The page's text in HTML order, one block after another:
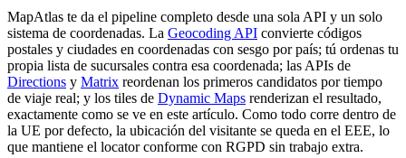
MapAtlas te da el pipeline completo desde una sola API y un solo
sistema de coordenadas. La Geocoding API convierte códigos
postales y ciudades en coordenadas con sesgo por país; tú ordenas tu
propia lista de sucursales contra esa coordenada; las APIs de
Directions y Matrix reordenan los primeros candidatos por tiempo
de viaje real; y los tiles de Dynamic Maps renderizan el resultado,
exactamente como se ve en este artículo. Como todo corre dentro de
la UE por defecto, la ubicación del visitante se queda en el EEE, lo
que mantiene el locator conforme con RGPD sin trabajo extra.